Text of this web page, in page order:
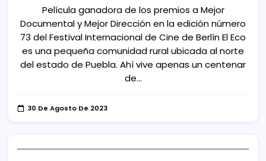
Película ganadora de los premios a Mejor
Documental y Mejor Dirección en la edición número
73 del Festival Internacional de Cine de Berlín El Eco
es una pequeña comunidad rural ubicada al norte
del estado de Puebla. Ahí vive apenas un centenar
de…
30 De Agosto De 2023